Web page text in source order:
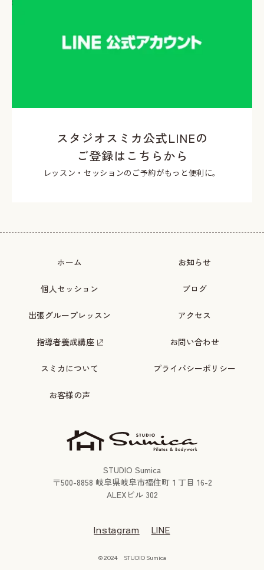
スタジオスミカ公式LINEの
ご登録はこちらから
レッスン・セッションのご予約がもっと便利に。
ホーム
個人セッション
出張グループレッスン
指導者養成講座
スミカについて
お客様の声
お知らせ
ブログ
アクセス
お問い合わせ
プライバシーポリシー
STUDIO Sumica
〒500-8858 岐阜県岐阜市福住町１丁目 16-2
ALEXビル 302
Instagram LINE
© 2024 STUDIO Sumica